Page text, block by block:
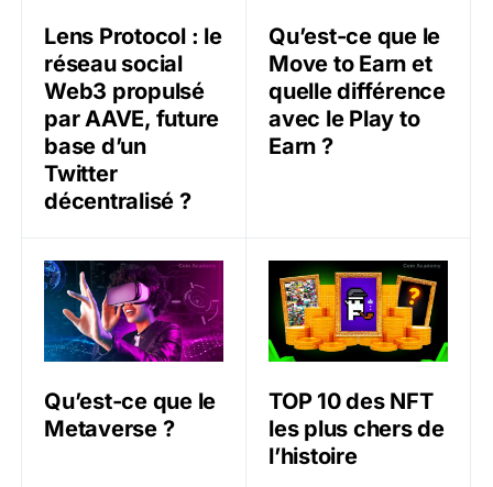
Lens Protocol : le
réseau social
Web3 propulsé
par AAVE, future
base d’un
Twitter
décentralisé ?
Qu’est-ce que le
Move to Earn et
quelle différence
avec le Play to
Earn ?
Qu’est-ce que le Metaverse ?
Qu’est-ce que le
Metaverse ?
TOP 10 des NFT les plus
TOP 10 des NFT
les plus chers de
l’histoire